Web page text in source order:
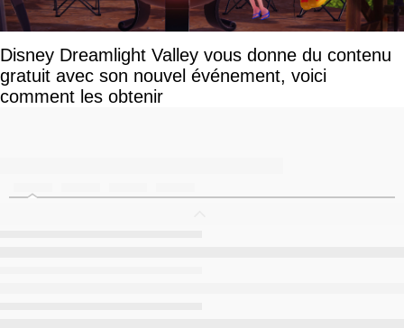
Disney Dreamlight Valley vous donne du contenu
gratuit avec son nouvel événement, voici
comment les obtenir